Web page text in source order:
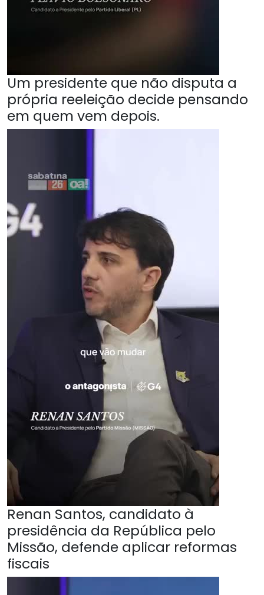
Um presidente que não disputa a
própria reeleição decide pensando
em quem vem depois.
Renan Santos, candidato à
presidência da República pelo
Missão, defende aplicar reformas
fiscais